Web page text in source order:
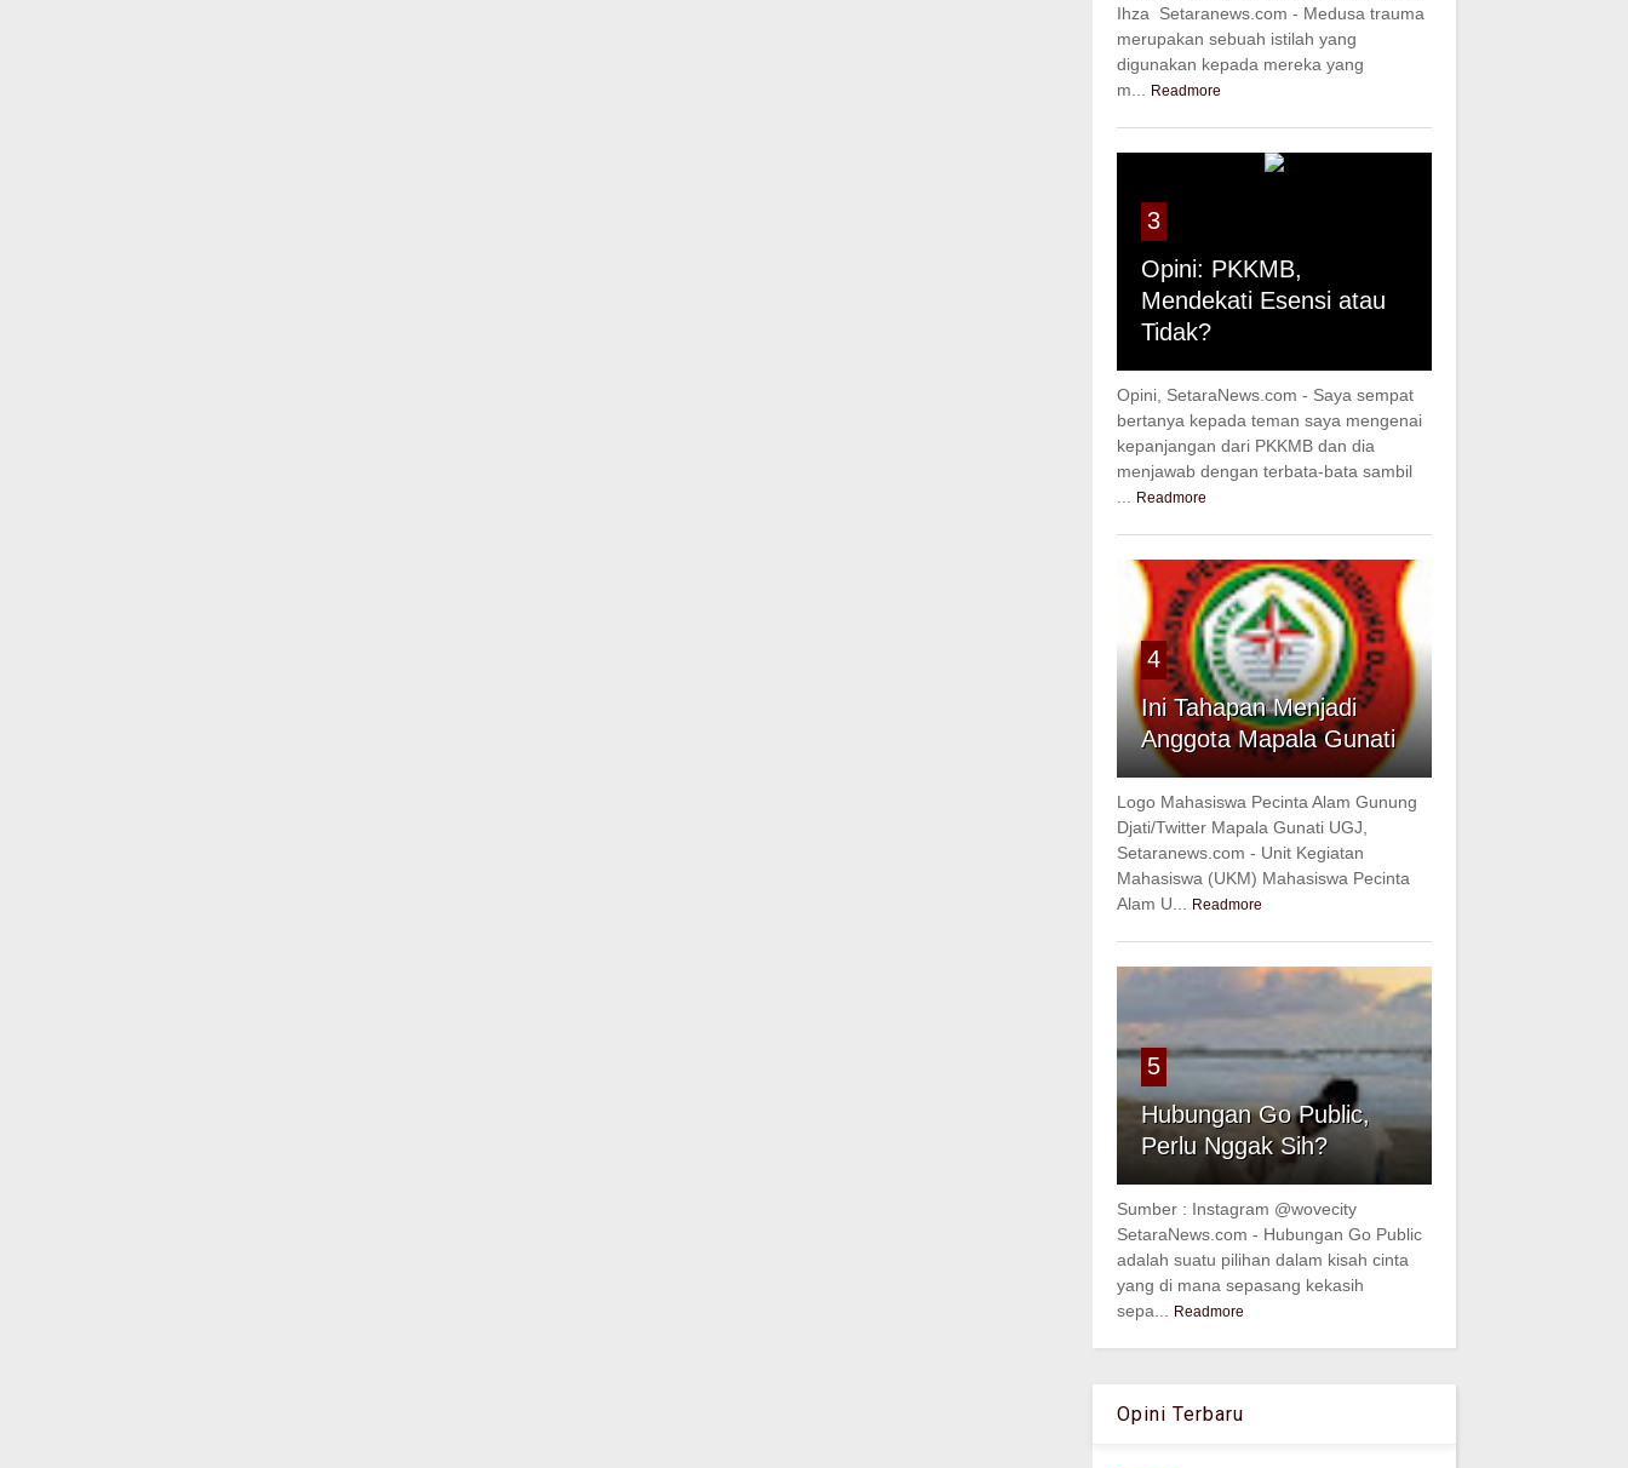
Ihza Setaranews.com - Medusa trauma
merupakan sebuah istilah yang
digunakan kepada mereka yang
m...
Readmore
3
Opini: PKKMB,
Mendekati Esensi atau
Tidak?
Opini, SetaraNews.com - Saya sempat
bertanya kepada teman saya mengenai
kepanjangan dari PKKMB dan dia
menjawab dengan terbata-bata sambil
Readmore
4
Ini Tahapan Menjadi
Anggota Mapala Gunati
Logo Mahasiswa Pecinta Alam Gunung
Djati/Twitter Mapala Gunati UGJ,
Setaranews.com - Unit Kegiatan
Mahasiswa (UKM) Mahasiswa Pecinta
Alam U...
Readmore
5
Hubungan Go Public,
Perlu Nggak Sih?
Sumber : Instagram @wovecity
SetaraNews.com - Hubungan Go Public
adalah suatu pilihan dalam kisah cinta
yang di mana sepasang kekasih
sepa...
Readmore
Opini Terbaru